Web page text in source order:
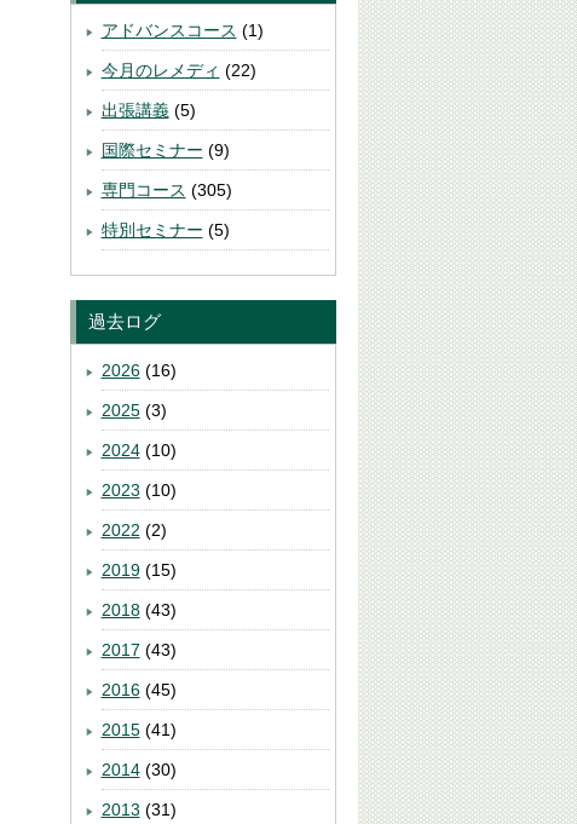
アドバンスコース (1)
今月のレメディ (22)
出張講義(5)
国際セミナー (9)
専門コース (305)
特別セミナー (5)
過去ログ
2026(16)
2025(3)
2024(10)
2023 (10)
2022 (2)
2019(15)
2018(43)
2017 (43)
2016(45)
2015(41)
2014(30)
2013 (31)